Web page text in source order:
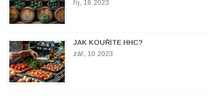
říj, 16 2023
JAK KOUŘÍTE HHC?
zář, 10 2023